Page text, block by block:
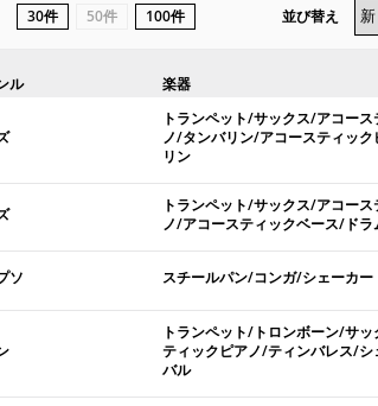
30件 50件 100件 並び替え
ル 楽器
トランペット/サックス/アコー
ノ/タンバリン/アコースティッ
リン
トランペット/サックス/アコー
ノ/アコースティックベース/ドラ
ソ スチールパン/コンガ/シェーカー
トランペット/トロンボーン/サ
ティックピアノ/ティンバレス/
バル